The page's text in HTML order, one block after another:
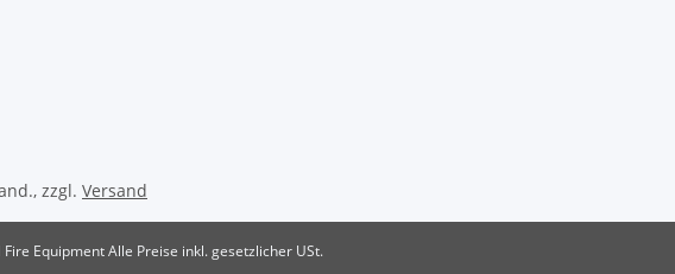
zzgl. Versand
Equipment Alle Preise inkl. gesetzlicher USt.